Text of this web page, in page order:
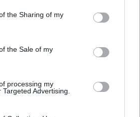
the Sharing of my
the Sale of my
processing my
Advertising.
Mestni občini Velenje, mag.
Urada za urejanje
Odloka o spremembah in
o ureditvenem načrtu za
Velenje